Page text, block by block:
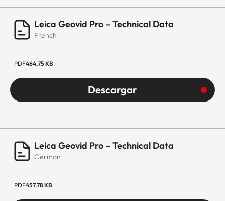
Leica Geovid Pro – Technical Data
French
PDF464.75 KB
Descargar
Leica Geovid Pro – Technical Data
German
PDF457.78 KB